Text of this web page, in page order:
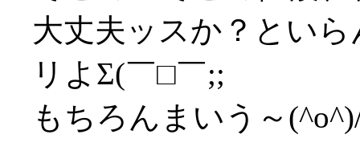
大丈夫ッスか？とい
リよΣ(￣□￣;;
もちろんまいう～